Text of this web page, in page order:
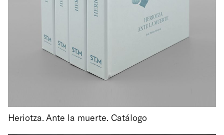
Heriotza. Ante la muerte. Catálogo